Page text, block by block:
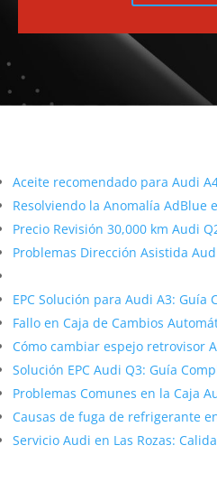
Aceite recomendado para Audi
Resolviendo la Anomalía AdBlue
Precio Revisión 30,000 km Audi
Problemas Dirección Asistida
EPC Solución para Audi A3: Guía
Fallo en Caja de Cambios
Cómo cambiar espejo retrovisor
Solución EPC Audi Q3: Guía
Problemas Comunes en la Caja
Causas de fuga de refrigerante
Servicio Audi en Las Rozas: